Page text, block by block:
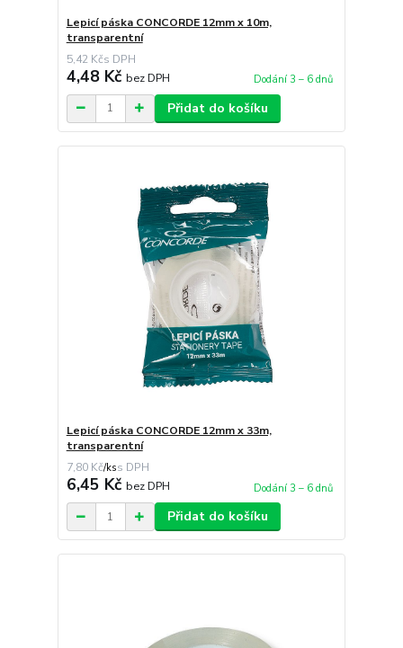
Lepicí páska CONCORDE 12mm x 10m,
transparentní
5,42 Kč
4,48 Kč bez DPH Dodání 3 – 6 dnů
Přidat do košíku
Lepicí páska CONCORDE 12mm x 33m,
transparentní
7,80 Kč/ks
6,45 Kč bez DPH Dodání 3 – 6 dnů
Přidat do košíku